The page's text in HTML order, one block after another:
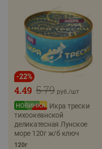
-22%
5.79
4.49 руб./шт
Икра трески
тихоокеанской
деликатесная Лунское
море 120г ж/б ключ
120г